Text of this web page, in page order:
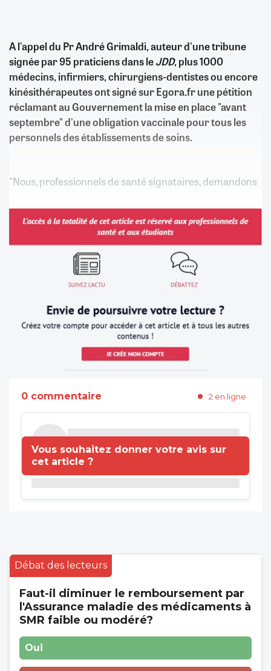
A l'appel du Pr André Grimaldi, auteur d'une tribune
signée par 95 praticiens dans leJDD, plus 1000
médecins, infirmiers, chirurgiens-dentistes ou encore
kinésithérapeutes ont signé sur Egora.fr une pétition
réclamant au Gouvernement la mise en place "avant
septembre" d'une obligation vaccinale pour tous les
personnels des établissements de soins.
"Nous, professionnels de santé signataires, demandons
0 commentaire 2 en ligne
Vous souhaitez donner votre avis sur
cet article ?
Débat des lecteurs
Faut-il diminuer le remboursement par
l'Assurance maladie des médicaments à
SMR faible ou modéré?
Oui